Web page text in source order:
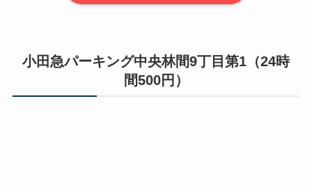
小田急パーキング中央林間9丁目第1（24時
間500円）